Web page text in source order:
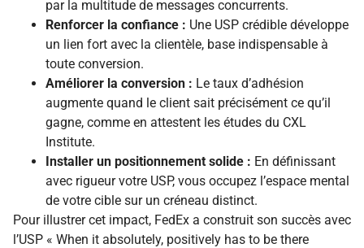
par la multitude de messages concurrents.
Renforcer la confiance : Une USP crédible développe
un lien fort avec la clientèle, base indispensable à
toute conversion.
Améliorer la conversion : Le taux d’adhésion
augmente quand le client sait précisément ce qu’il
gagne, comme en attestent les études du CXL
Institute.
Installer un positionnement solide : En définissant
avec rigueur votre USP, vous occupez l’espace mental
de votre cible sur un créneau distinct.
Pour illustrer cet impact, FedEx a construit son succès avec
l’USP « When it absolutely, positively has to be there